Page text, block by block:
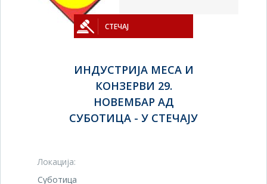
СТЕЧАЈ
ИНДУСТРИЈА МЕСА И
КОНЗЕРВИ 29.
НОВЕМБАР АД
СУБОТИЦА - У СТЕЧАЈУ
Локација:
Суботица